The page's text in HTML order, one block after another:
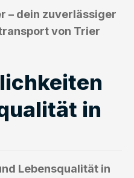
– dein zuverlässiger
von Trier
in
Lebensqualität in